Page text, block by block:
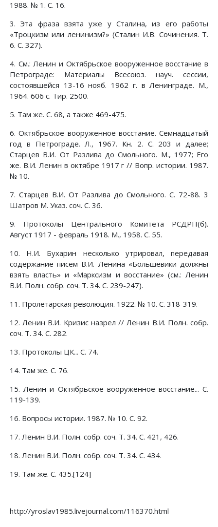
1988. № 1. С. 16.
3. Эта фраза взята уже у Сталина, из его работы
«Троцкизм или ленинизм?» (Сталин И.В. Сочинения. Т.
6. С. 327).
4. См.: Ленин и Октябрьское вооруженное восстание в
Петрограде: Материалы Всесоюз. науч. сессии,
состоявшейся 13-16 нояб. 1962 г. в Ленинграде. М.,
1964. 606 с. Тир. 2500.
5. Там же. С. 68, а также 469-475.
6. Октябрьское вооруженное восстание. Семнадцатый
год в Петрограде. Л., 1967. Кн. 2. С. 203 и далее;
Старцев В.И. От Разлива до Смольного. М., 1977; Его
же. В.И. Ленин в октябре 1917 г // Вопр. истории. 1987.
№ 10.
7. Старцев В.И. От Разлива до Смольного. С. 72-88. 3
Шатров М. Указ. соч. С. 36.
9. Протоколы Центрального Комитета РСДРП(б).
Август 1917 - февраль 1918. М., 1958. С. 55.
10. Н.И. Бухарин несколько утрировал, передавая
содержание писем В.И. Ленина «Большевики должны
взять власть» и «Марксизм и восстание» (см.: Ленин
В.И. Полн. собр. соч. Т. 34. С. 239-247).
11. Пролетарская революция. 1922. № 10. С. 318-319.
12. Ленин В.И. Кризис назрел // Ленин В.И. Полн. собр.
соч. Т. 34. С. 282.
13. Протоколы ЦК... С. 74.
14. Там же. С. 76.
15. Ленин и Октябрьское вооруженное восстание... С.
119-139.
16. Вопросы истории. 1987. № 10. С. 92.
17. Ленин В.И. Полн. собр. соч. Т. 34. С. 421, 426.
18. Ленин В.И. Полн. собр. соч. Т. 34. С. 434.
19. Там же. С. 435.[124]
http://yroslav1985.livejournal.com/116370.html